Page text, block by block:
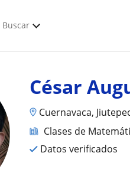
Buscar
César
Cuernavaca,
Clases de
Datos verificados